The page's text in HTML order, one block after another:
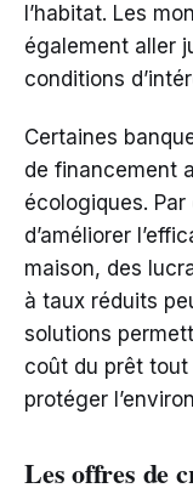
l’habitat. Les
également aller
conditions
Certaines
de financement
écologiques.
d’améliorer
maison, des
à taux réduits
solutions
coût du prêt
protéger
Les offres de